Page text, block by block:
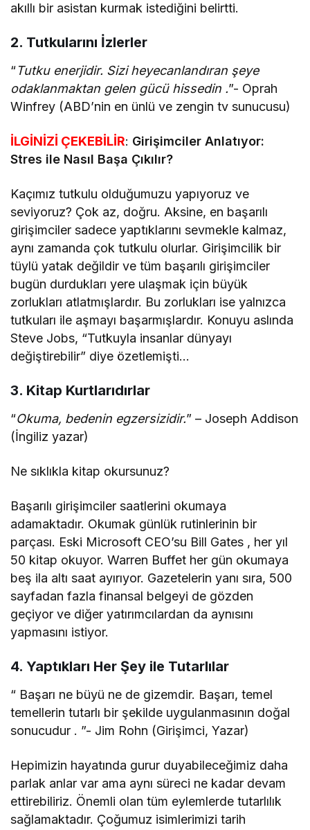
akıllı bir asistan kurmak istediğini belirtti.
2. Tutkularını İzlerler
“Tutku enerjidir. Sizi heyecanlandıran şeye
odaklanmaktan gelen gücü hissedin .”- Oprah
Winfrey (ABD’nin en ünlü ve zengin tv sunucusu)
İLGİNİZİ ÇEKEBİLİR: Girişimciler Anlatıyor:
Stres ile Nasıl Başa Çıkılır?
Kaçımız tutkulu olduğumuzu yapıyoruz ve
seviyoruz? Çok az, doğru. Aksine, en başarılı
girişimciler sadece yaptıklarını sevmekle kalmaz,
aynı zamanda çok tutkulu olurlar. Girişimcilik bir
tüylü yatak değildir ve tüm başarılı girişimciler
bugün durdukları yere ulaşmak için büyük
zorlukları atlatmışlardır. Bu zorlukları ise yalnızca
tutkuları ile aşmayı başarmışlardır. Konuyu aslında
Steve Jobs, “Tutkuyla insanlar dünyayı
değiştirebilir” diye özetlemişti…
3. Kitap Kurtlarıdırlar
“Okuma, bedenin egzersizidir.” – Joseph Addison
(İngiliz yazar)
Ne sıklıkla kitap okursunuz?
Başarılı girişimciler saatlerini okumaya
adamaktadır. Okumak günlük rutinlerinin bir
parçası. Eski Microsoft CEO’su Bill Gates , her yıl
50 kitap okuyor. Warren Buffet her gün okumaya
beş ila altı saat ayırıyor. Gazetelerin yanı sıra, 500
sayfadan fazla finansal belgeyi de gözden
geçiyor ve diğer yatırımcılardan da aynısını
yapmasını istiyor.
4. Yaptıkları Her Şey ile Tutarlılar
“ Başarı ne büyü ne de gizemdir. Başarı, temel
temellerin tutarlı bir şekilde uygulanmasının doğal
sonucudur . ”- Jim Rohn (Girişimci, Yazar)
Hepimizin hayatında gurur duyabileceğimiz daha
parlak anlar var ama aynı süreci ne kadar devam
ettirebiliriz. Önemli olan tüm eylemlerde tutarlılık
sağlamaktadır. Çoğumuz isimlerimizi tarih